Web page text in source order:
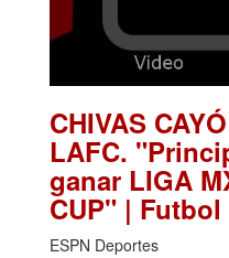
CHIVAS
LAFC.
ganar LIGA
CUP" |
ESPN Deportes